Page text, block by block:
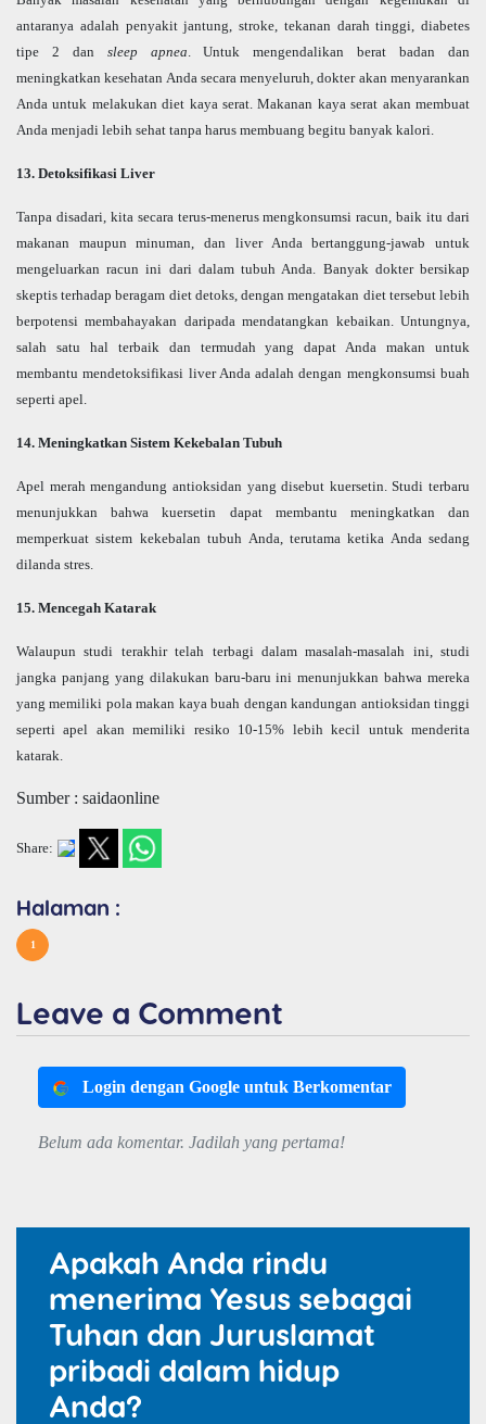
antaranya adalah penyakit jantung, stroke, tekanan darah tinggi, diabetes
tipe 2 dan sleep apnea . Untuk mengendalikan berat badan dan
meningkatkan kesehatan Anda secara menyeluruh, dokter akan menyarankan
Anda untuk melakukan diet kaya serat. Makanan kaya serat akan membuat
Anda menjadi lebih sehat tanpa harus membuang begitu banyak kalori.
13. Detoksifikasi Liver
Tanpa disadari, kita secara terus-menerus mengkonsumsi racun, baik itu dari
makanan maupun minuman, dan liver Anda bertanggung-jawab untuk
mengeluarkan racun ini dari dalam tubuh Anda. Banyak dokter bersikap
skeptis terhadap beragam diet detoks, dengan mengatakan diet tersebut lebih
berpotensi membahayakan daripada mendatangkan kebaikan. Untungnya,
salah satu hal terbaik dan termudah yang dapat Anda makan untuk
membantu mendetoksifikasi liver Anda adalah dengan mengkonsumsi buah
seperti apel.
14. Meningkatkan Sistem Kekebalan Tubuh
Apel merah mengandung antioksidan yang disebut kuersetin. Studi terbaru
menunjukkan bahwa kuersetin dapat membantu meningkatkan dan
memperkuat sistem kekebalan tubuh Anda, terutama ketika Anda sedang
dilanda stres.
15. Mencegah Katarak
Walaupun studi terakhir telah terbagi dalam masalah-masalah ini, studi
jangka panjang yang dilakukan baru-baru ini menunjukkan bahwa mereka
yang memiliki pola makan kaya buah dengan kandungan antioksidan tinggi
seperti apel akan memiliki resiko 10-15% lebih kecil untuk menderita
katarak.
Sumber : saidaonline
Share:
Halaman :
1
Leave a Comment
Login dengan Google untuk Berkomentar
Belum ada komentar. Jadilah yang pertama!
Apakah Anda rindu
menerima Yesus sebagai
Tuhan dan Juruslamat
pribadi dalam hidup
Anda?